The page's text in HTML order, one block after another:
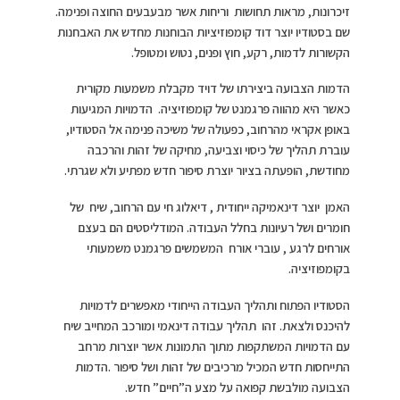
זיכרונות, מראות תחושות וריחות אשר מבעבעים החוצה ופנימה.
שם בסטודיו יוצר דוד קומפוזיציות הבוחנות מחדש את האבחנות
הקשורות לדמות, רקע, חוץ ופנים, נטוש ומטופל.
הדמות הצבועה ביצירתו של דויד מקבלת משמעות מקורית
כאשר היא מהווה פרגמנט של קומפוזיציה. הדמויות המגיעות
באופן אקראי מהרחוב, כפעולה של משיכה פנימה אל הסטודיו,
עוברת תהליך של כיסוי וצביעה, מחיקה של זהות והרכבה
מחודשת, הופעתה בציור יוצרת סיפור חדש מפתיע ולא שגרתי.
האמן יוצר דינאמיקה ייחודית , דיאלוג חי עם הרחוב, שיח של
חומרים ושל רעיונות בחלל העבודה. המודליסטים הם בעצם
אורחים לרגע , עוברי אורח המשמשים פרגמנט משמעותי
בקומפוזיציה.
הסטודיו הפתוח ותהליך העבודה הייחודי מאפשרים לדמויות
להיכנס ולצאת. זהו תהליך עבודה דינאמי ומורכב המחייב שיח
עם הדמויות המשתקפות מתוך התמונות אשר יוצרות מרחב
התייחסות חדש המכיל מרכיבים של זהות ושל סיפור .הדמות
הצבועה מולבשת קפואה על מצע ה”חיים” חדש.